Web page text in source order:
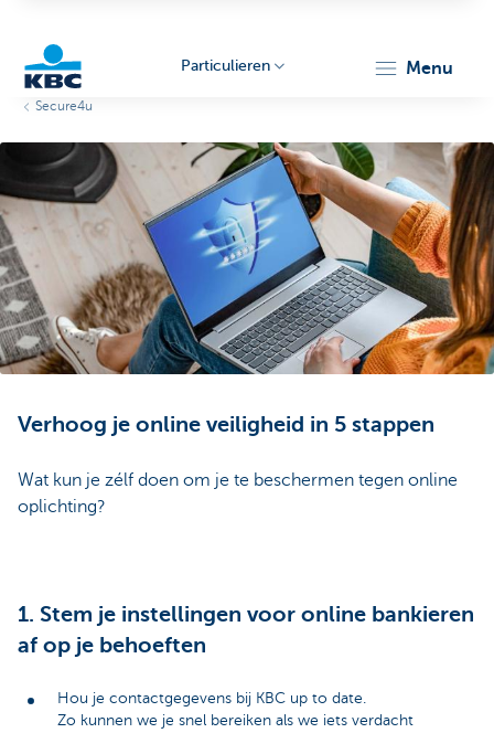
Particulieren
Particulieren menu
Secure4u
Verhoog je online veiligheid in 5 stappen
Wat kun je zélf doen om je te beschermen tegen online
oplichting?
1. Stem je instellingen voor online bankieren
af op je behoeften
Hou je contactgegevens bij KBC up to date.
Zo kunnen we je snel bereiken als we iets verdacht